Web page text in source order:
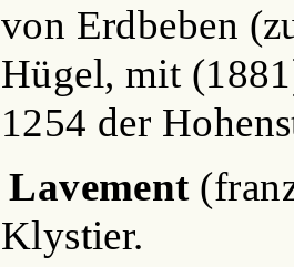
von Erdbeben
Hügel, mit
1254 der
Lavement
Klystier.